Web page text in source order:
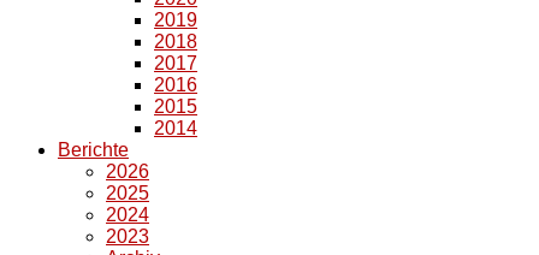
2019
2018
2017
2016
2015
2014
Berichte
2026
2025
2024
2023